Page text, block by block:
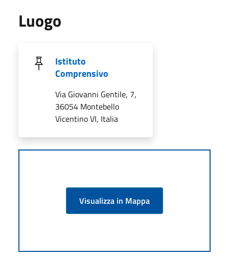
Luogo
Istituto
Comprensivo
Via Giovanni Gentile, 7,
36054 Montebello
Vicentino VI, Italia
Visualizza in Mappa